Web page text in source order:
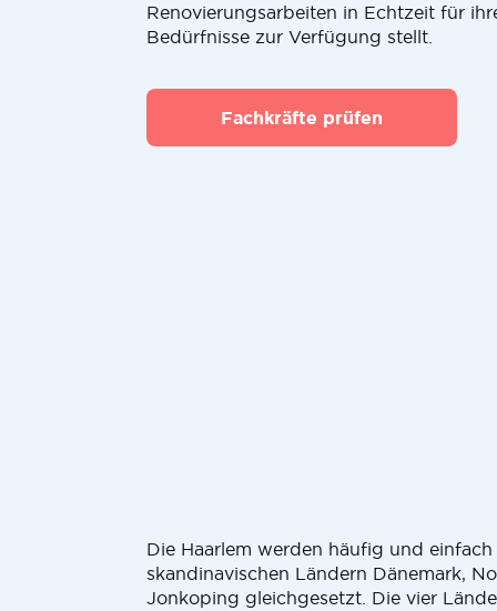
Renovierungsarbeiten in Echtzeit für
Bedürfnisse zur Verfügung stellt.
Fachkräfte prüfen
Die Haarlem werden häufig und
skandinavischen Ländern Dänemark,
Jonkoping gleichgesetzt. Die vier